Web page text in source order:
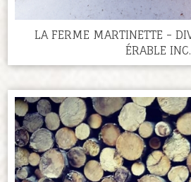
LA FERME MARTINETTE -
ÉRABLE INC.